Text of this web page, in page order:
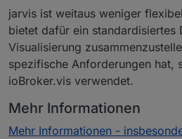
jarvis ist weitaus weniger
bietet dafür ein standardisiertes
Visualisierung
spezifische Anforderungen hat,
ioBroker.vis verwendet.
Mehr Informationen
Mehr Informationen -